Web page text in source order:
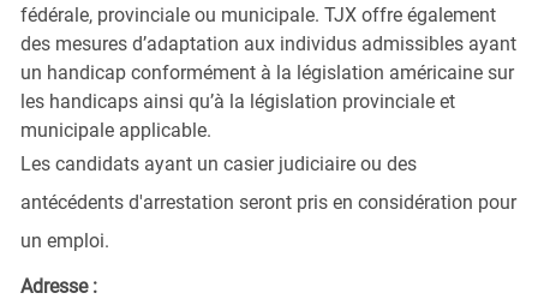
fédérale, provinciale ou municipale. TJX offre également
des mesures d’adaptation aux individus admissibles ayant
un handicap conformément à la législation américaine sur
les handicaps ainsi qu’à la législation provinciale et
municipale applicable.
Les candidats ayant un casier judiciaire ou des
antécédents d'arrestation seront pris en considération pour
un emploi.
Adresse :